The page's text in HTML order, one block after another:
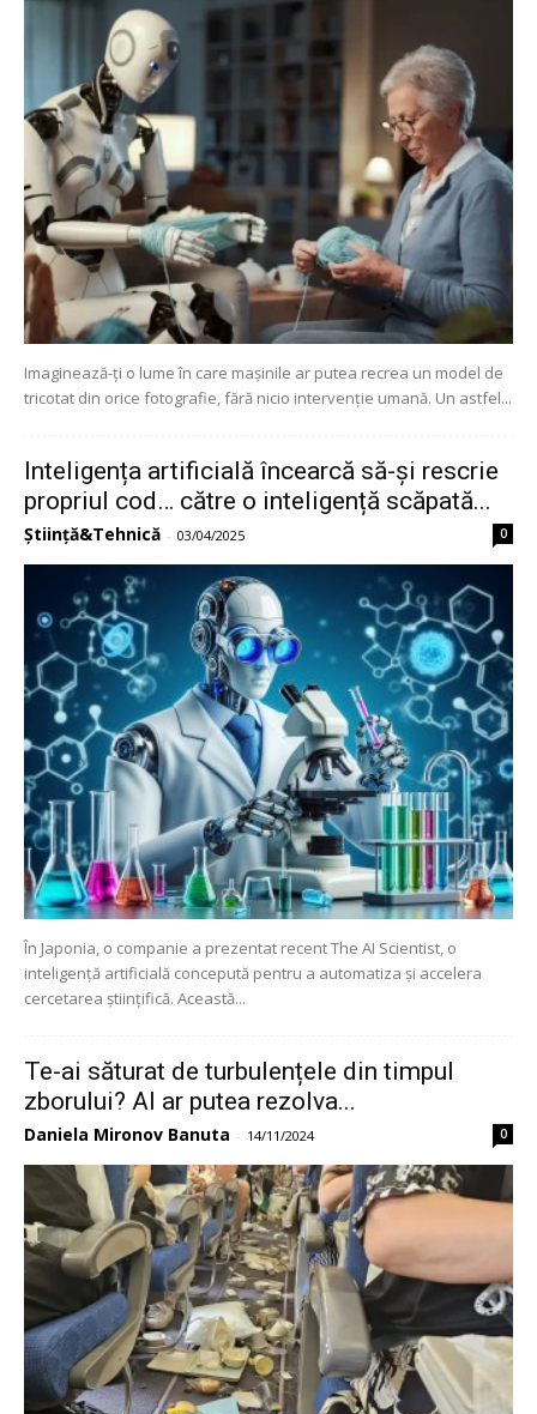
Imaginează-ți o lume în care mașinile ar putea recrea un model de
tricotat din orice fotografie, fără nicio intervenție umană. Un astfel...
Inteligența artificială încearcă să-și rescrie
propriul cod… către o inteligență scăpată...
Știință&Tehnică - 03/04/2025 0
În Japonia, o companie a prezentat recent The AI Scientist, o
inteligență artificială concepută pentru a automatiza și accelera
cercetarea științifică. Această...
Te-ai săturat de turbulențele din timpul
zborului? AI ar putea rezolva...
Daniela Mironov Banuta - 14/11/2024 0